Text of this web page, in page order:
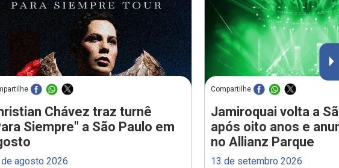
Chávez traz turnê
Siempre" a São Paulo em
agosto 2026
Compartilhe
Jamiroquai volta a
após oito anos e
no Allianz Parque
13 de setembro 2026